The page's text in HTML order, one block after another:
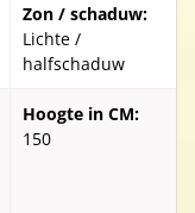
Zon / schaduw:
Lichte /
halfschaduw
Hoogte in CM:
150